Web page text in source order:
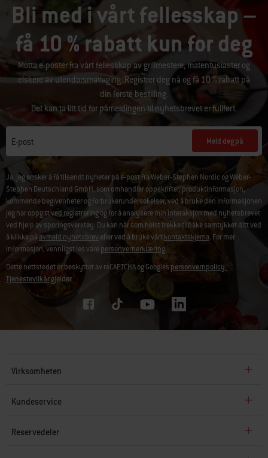
Bli med i vårt fellesskap –
få 10 % rabatt kun for deg
Motta e-poster fra vårt fellesskap av grillmestere, matentusiaster og
elskere av utendørsmatlaging. Registrer deg nå og få 10 % rabatt på
din første bestilling.
Det kan ta litt tid før påmeldingen til nyhetsbrevet er fullført.
E-post Meld deg på
Ja, jeg ønsker å få tilsendt nyheter på e-post fra Weber-Stephen Nordic og Weber-
Stephen Deutschland GmbH, som omhandler oppskrifter, produktinformasjon,
kommende begivenheter og forbrukerundersøkelser, ved å bruke den informasjonen
jeg har oppgitt ved registrering og for å analysere min interaksjon med nyhetsbrevet
ved hjelp av sporingsverktøy. Du kan når som helst trekke tilbake samtykket ditt ved
å klikke påavmeld nyhetsbreveller ved å bruke vårtkontaktskjema. For mer
informasjon, vennligst les vårepersonvernerklæring.
Dette nettstedet er beskyttet av reCAPTCHA og Googlespersonvernpolicy.
Tjenestevilkårgjelder.
Virksomheten
Kundeservice
Reservedeler